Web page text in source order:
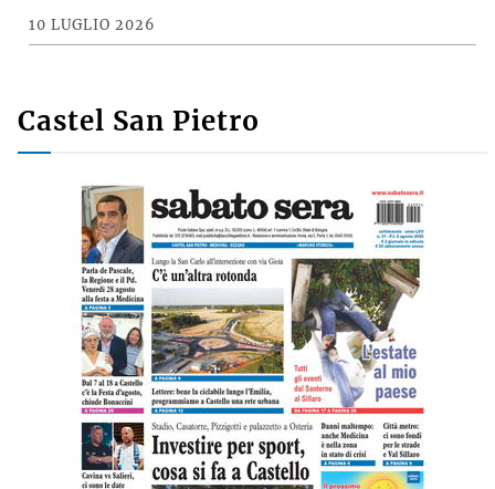
10 LUGLIO 2026
Castel San Pietro